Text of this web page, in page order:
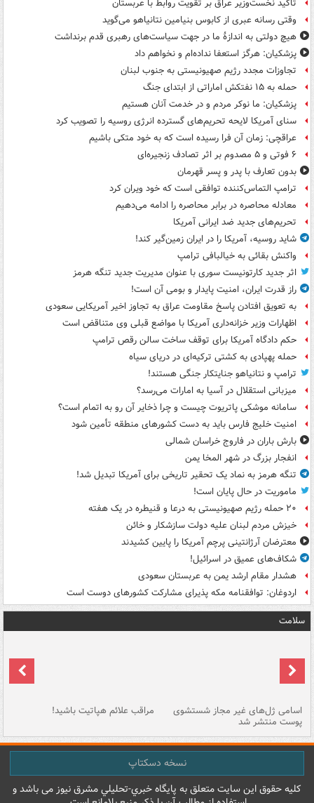
تاکید نخست‌وزیر عراق بر تقویت روابط با عربستان
وقتی رسانه عبری از کابوس بنیامین نتانیاهو می‌گوید
هیچ دولتی به اندازۀ ما در جهت سیاست‌های رهبری قدم برنداشت
پزشکیان: هرگز استعفا نداده‌ام و نخواهم داد
تجاوزات مجدد رژیم صهیونیستی به جنوب لبنان
حمله به ۱۵ نفتکش‌ اماراتی از ابتدای جنگ
پزشکیان: ما نوکر مردم و در خدمت آنان هستیم
سنای آمریکا لایحه تحریم‌های گسترده انرژی روسیه را تصویب کرد
عراقچی: زمان آن فرا رسیده است که به خود متکی باشیم
۶ فوتی و ۵ مصدوم بر اثر تصادف زنجیره‌ای
بدون تعارف با پدر و پسر قهرمان
ترامپ التماس‌کننده توافقی است که خود ویران کرد
معادله محاصره در برابر محاصره را ادامه می‌دهیم
تحریم‌های جدید ضد ایرانی آمریکا
شاید روسیه، آمریکا را در ایران زمین‌گیر کند!
واکنش بقائی به خیالبافی ترامپ
اثر جدید کارتونیست سوری با عنوان مدیریت جدید تنگه هرمز
راز قدرت ایران، امنیت پایدار و بومی آن است!
به تعویق افتادن پاسخ مقاومت عراق به تجاوز اخیر آمریکایی سعودی
اظهارات وزیر خزانه‌داری آمریکا با مواضع قبلی وی متناقض است
حکم دادگاه آمریکا برای توقف ساخت سالن رقص ترامپ
حمله پهپادی به کشتی ترکیه‌ای در دریای سیاه
ترامپ و نتانیاهو جنایتکار جنگی هستند!
میزبانی استقلال در آسیا به امارات می‌رسد؟
سامانه موشکی پاتریوت چیست و چرا ذخایر آن رو به اتمام است؟
امنیت خلیج فارس باید به دست کشورهای منطقه تأمین شود
بارش باران در فاروج خراسان شمالی
انفجار بزرگ در شهر المخا یمن
تنگه هرمز به نماد یک تحقیر تاریخی برای آمریکا تبدیل شد!
ماموریت در حال پایان است!
۲۰ حمله رژیم صهیونیستی به درعا و قنیطره در یک هفته
خیزش مردم لبنان علیه دولت سازشکار و خائن
معترضان آرژانتینی پرچم آمریکا را پایین کشیدند
شکاف‌های عمیق در اسرائیل!
هشدار مقام ارشد یمن به عربستان سعودی
اردوغان: توافقنامه مکه پذیرای مشارکت کشورهای دوست است
سلامت
اسامی ژل‌های غیر مجاز شستشوی
پوست منتشر شد
مراقب علائم هپاتیت باشید!
نسخه دسکتاپ
کليه حقوق اين سايت متعلق به پایگاه خبري-تحليلي مشرق نيوز می باشد و